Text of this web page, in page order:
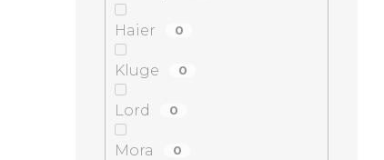
Haier 0
Kluge 0
Lord 0
Mora 0